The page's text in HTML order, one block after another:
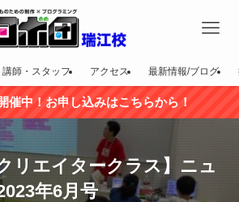
講師・スタッフ アクセス 最新情報/ブログ
催中！お申し込みはこちらから！
リエイタークラス】ニュ
年6月号